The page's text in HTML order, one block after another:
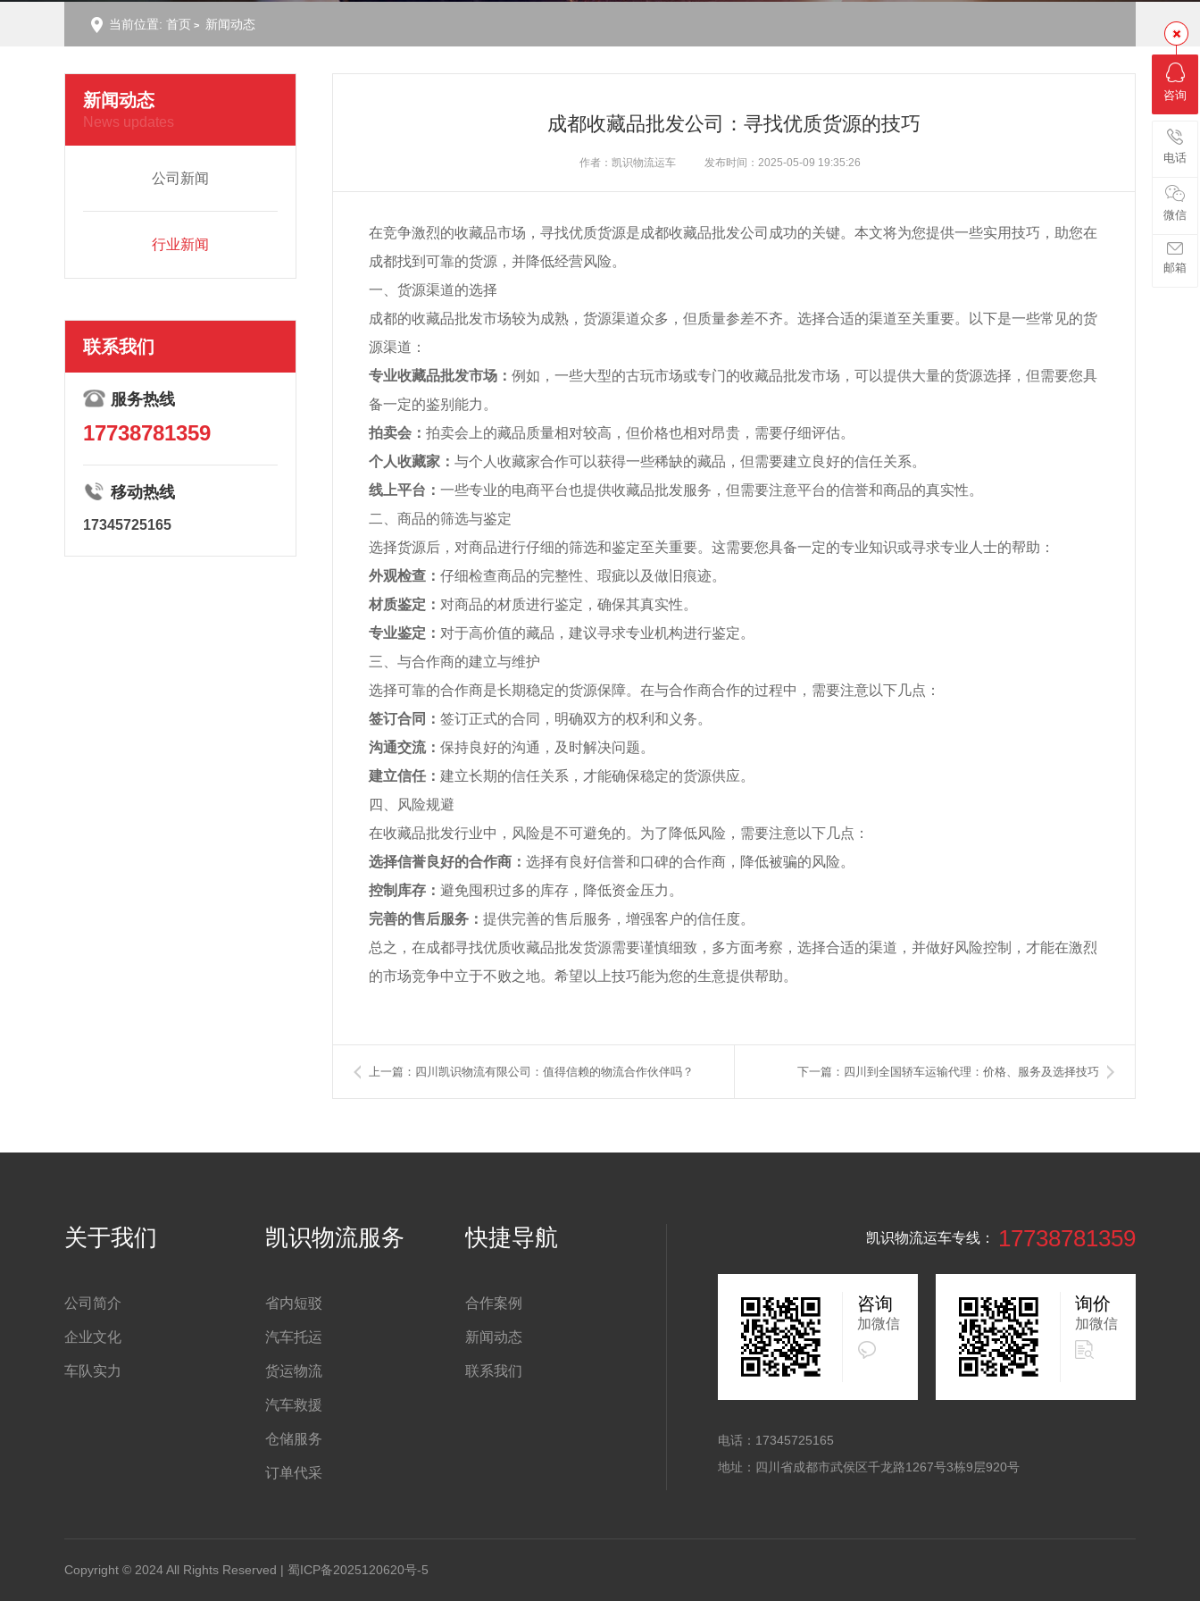
当前位置: 首页 新闻动态
新闻动态
News updates
公司新闻
行业新闻
联系我们
服务热线
17738781359
移动热线
17345725165
成都收藏品批发公司：寻找优质货源的技巧
作者：凯识物流运车 发布时间：2025-05-09 19:35:26
在竞争激烈的收藏品市场，寻找优质货源是成都收藏品批发公司成功的关键。本文将为您提供一些实用技巧，助您在
成都找到可靠的货源，并降低经营风险。
一、货源渠道的选择
成都的收藏品批发市场较为成熟，货源渠道众多，但质量参差不齐。选择合适的渠道至关重要。以下是一些常见的货
源渠道：
专业收藏品批发市场： 例如，一些大型的古玩市场或专门的收藏品批发市场，可以提供大量的货源选择，但需要您具
备一定的鉴别能力。
拍卖会： 拍卖会上的藏品质量相对较高，但价格也相对昂贵，需要仔细评估。
个人收藏家： 与个人收藏家合作可以获得一些稀缺的藏品，但需要建立良好的信任关系。
线上平台： 一些专业的电商平台也提供收藏品批发服务，但需要注意平台的信誉和商品的真实性。
二、商品的筛选与鉴定
选择货源后，对商品进行仔细的筛选和鉴定至关重要。这需要您具备一定的专业知识或寻求专业人士的帮助：
外观检查： 仔细检查商品的完整性、瑕疵以及做旧痕迹。
材质鉴定： 对商品的材质进行鉴定，确保其真实性。
专业鉴定： 对于高价值的藏品，建议寻求专业机构进行鉴定。
三、与合作商的建立与维护
选择可靠的合作商是长期稳定的货源保障。在与合作商合作的过程中，需要注意以下几点：
签订合同： 签订正式的合同，明确双方的权利和义务。
沟通交流： 保持良好的沟通，及时解决问题。
建立信任： 建立长期的信任关系，才能确保稳定的货源供应。
四、风险规避
在收藏品批发行业中，风险是不可避免的。为了降低风险，需要注意以下几点：
选择信誉良好的合作商： 选择有良好信誉和口碑的合作商，降低被骗的风险。
控制库存： 避免囤积过多的库存，降低资金压力。
完善的售后服务： 提供完善的售后服务，增强客户的信任度。
总之，在成都寻找优质收藏品批发货源需要谨慎细致，多方面考察，选择合适的渠道，并做好风险控制，才能在激烈
的市场竞争中立于不败之地。希望以上技巧能为您的生意提供帮助。
上一篇：四川凯识物流有限公司：值得信赖的物流合作伙伴吗？ 下一篇：四川到全国轿车运输代理：价格、服务及选择技巧
关于我们
公司简介
企业文化
车队实力
凯识物流服务
省内短驳
汽车托运
货运物流
汽车救援
仓储服务
订单代采
快捷导航
合作案例
新闻动态
联系我们
凯识物流运车专线： 17738781359
咨询
加微信
询价
加微信
电话：17345725165
地址：四川省成都市武侯区千龙路1267号3栋9层920号
Copyright © 2024 All Rights Reserved | 蜀ICP备2025120620号-5
咨询
电话
微信
邮箱